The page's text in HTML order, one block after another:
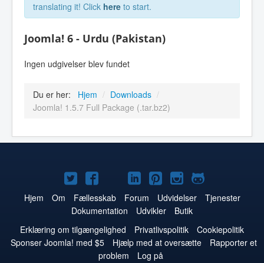
translating it! Click here to start.
Joomla! 6 - Urdu (Pakistan)
Ingen udgivelser blev fundet
Du er her: Hjem / Downloads /
Joomla! 1.5.7 Full Package (.tar.bz2)
Joomla!
på
Twitter
Joomla!
på
Facebook
Joomla!
på
YouTube
Joomla!
på
LinkedIn
Joomla!
på
Pinterest
Joomla!
på
Instagram
Joomla!
på
Hjem Om Fællesskab Forum Udvidelser
Tjenester
Dokumentation
Udvikler
Butik
Erklæring om tilgængelighed
Privatlivspolitik
Cookiepolitik
Sponser Joomla! med $5
Hjælp med at oversætte
Rapporter et
problem
Log på